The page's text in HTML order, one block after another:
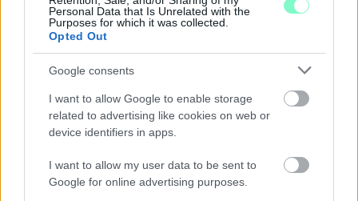
Personal Data that Is Unrelated with the
Purposes for which it was collected.
Opted Out
Google consents
I want to allow Google to enable storage
related to advertising like cookies on web or
device identifiers in apps.
I want to allow my user data to be sent to
Google for online advertising purposes.
KICSERÉLTÉK A GYŐRI KÓRHÁZBAN
Megkezdték az elhalasztott egészségügyi ellátásokat.